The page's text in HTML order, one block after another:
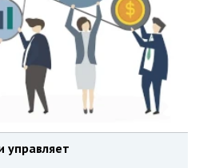
управляет